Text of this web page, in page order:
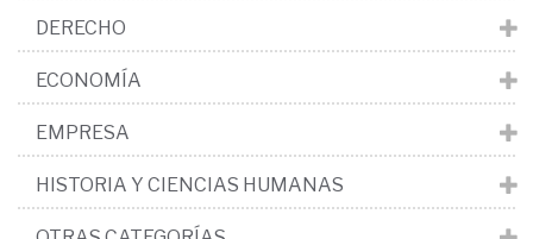
DERECHO
ECONOMÍA
EMPRESA
HISTORIA Y CIENCIAS HUMANAS